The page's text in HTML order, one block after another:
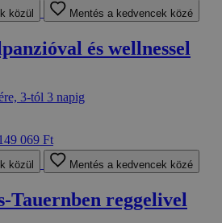
közül Mentés a kedvencek közé
és wellnessel
3-tól 3 napig
069 Ft
közül Mentés a kedvencek közé
Tauernben reggelivel